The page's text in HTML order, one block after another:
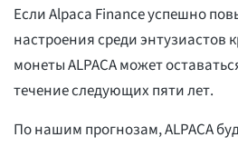
Если Alpaca Finance успешно
настроения среди энтузиастов
монеты ALPACA может
течение следующих пяти лет.
По нашим прогнозам, ALPACA